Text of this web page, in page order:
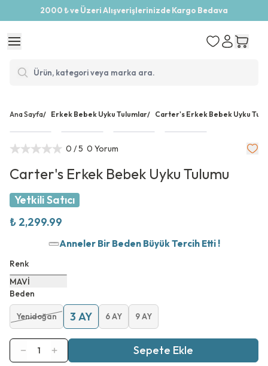
2000 ₺ ve Üzeri Alışverişlerinizde Kargo Bedava
Ana Sayfa/ Erkek Bebek Uyku Tulumlar/ Carter's Erkek Bebek Uyku
0 / 5 0 Yorum
Carter's Erkek Bebek Uyku Tulumu
Yetkili Satıcı
₺ 2,299.99
Anneler Bir Beden Büyük Tercih Etti !
Renk
MAVİ
Beden
Yenidoğan 3 AY 6 AY 9 AY
1 Sepete Ekle